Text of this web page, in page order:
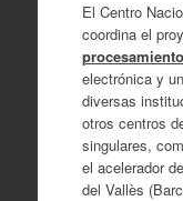
El Centro
coordina el
electrónica y
diversas
otros centros
singulares,
el acelerador
del Vallès